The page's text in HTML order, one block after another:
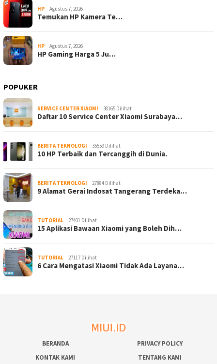
HP Agustus 7, 2026
Temukan HP Kamera Te…
HP Agustus 7, 2026
HP Gaming Harga 5 Ju…
POPUKER
SERVICE CENTER XIAOMI 38165 Dilihat
Daftar 10 Service Center Xiaomi Surabaya…
BERITA TEKNOLOGI 35559 Dilihat
10 HP Terbaik dan Tercanggih di Dunia.
BERITA TEKNOLOGI 27884 Dilihat
9 Alamat Gerai Indosat Tangerang Terdeka…
TUTORIAL 27401 Dilihat
15 Aplikasi Bawaan Xiaomi yang Boleh Dih…
TUTORIAL 27117 Dilihat
6 Cara Mengatasi Xiaomi Tidak Ada Layana…
BERANDA
PRIVACY POLICY
KONTAK KAMI
TENTANG KAMI